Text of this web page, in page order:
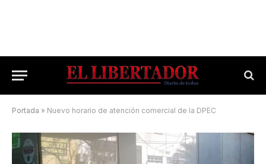
Portada » Nuevo horario de atención comercial de la DPEC